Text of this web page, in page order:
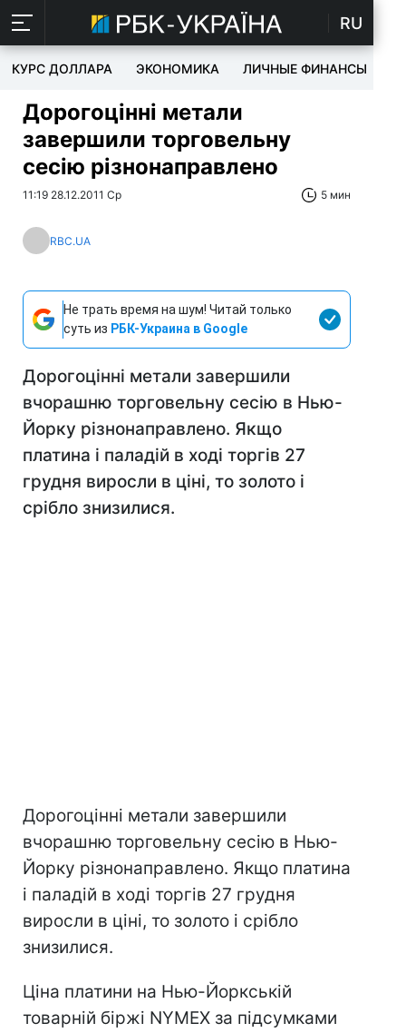
RU
КУРС ДОЛЛАРА ЭКОНОМИКА ЛИЧНЫЕ ФИНАНСЫ
Дорогоцінні метали
завершили торговельну
сесію різнонаправлено
11:19 28.12.2011 Ср 5 мин
RBC.UA
Не трать время на шум! Читай только
суть из РБК-Украина в Google
Дорогоцінні метали завершили
вчорашню торговельну сесію в Нью-
Йорку різнонаправлено. Якщо
платина і паладій в ході торгів 27
грудня виросли в ціні, то золото і
срібло знизилися.
Дорогоцінні метали завершили
вчорашню торговельну сесію в Нью-
Йорку різнонаправлено. Якщо платина
і паладій в ході торгів 27 грудня
виросли в ціні, то золото і срібло
знизилися.
Ціна платини на Нью-Йоркській
товарній біржі NYMEX за підсумками